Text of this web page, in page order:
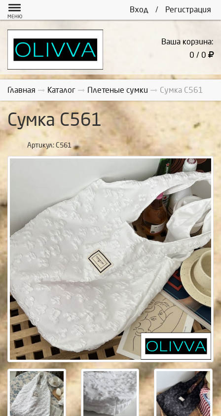
Вход / Регистрация
МЕНЮ
Ваша корзина:
0 / 0
Главная Каталог Плетеные сумки Сумка С561
Сумка С561
Артикул: С561